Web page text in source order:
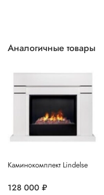
Аналогичные товары
Каминокомплект Lindelse
128 000 ₽